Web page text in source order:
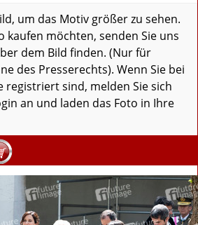
um das Motiv größer zu sehen.
kaufen möchten, senden Sie uns
dem Bild finden. (Nur für
des Presserechts). Wenn Sie bei
registriert sind, melden Sie sich
an und laden das Foto in Ihre